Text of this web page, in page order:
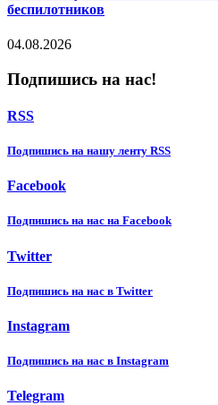
беспилотников
04.08.2026
Подпишись на нас!
RSS
Подпишиcь на нашу ленту RSS
Facebook
Подпишиcь на нас на Facebook
Twitter
Подпишиcь на нас в Twitter
Instagram
Подпишиcь на нас в Instagram
Telegram